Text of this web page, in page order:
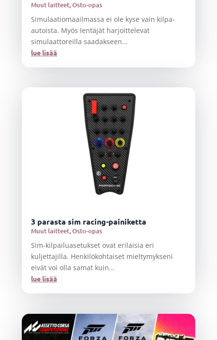
Muut laitteet,Osto-opas
Simulaatiomaailmassa ei ole kyse vain kilpa-
autoista. Myös lentäjät harjoittelevat
simulaattoreilla saadakseen...
lue lisää
3 parasta sim racing-painiketta
Muut laitteet,Osto-opas
Sim-kilpailuasetukset ovat erilaisia eri
kuljettajilla. Henkilökohtaiset mieltymykseni
eivät voi olla samat kuin...
lue lisää